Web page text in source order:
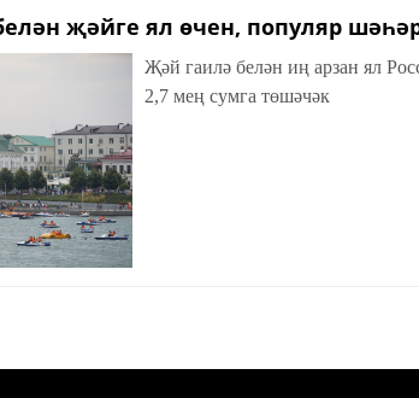
җәйге ял өчен, популяр
Җәй гаилә белән иң арзан ял
2,7 мең сумга төшәчәк